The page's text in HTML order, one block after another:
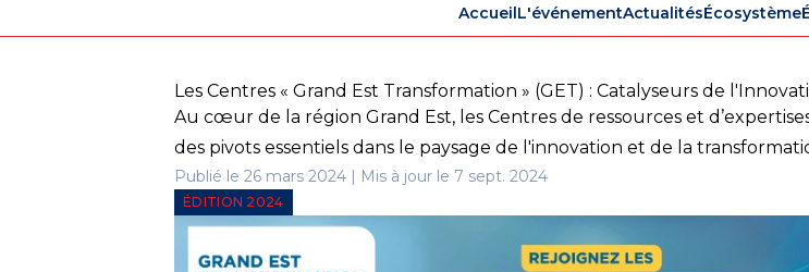
AccueilL'événementActualitésÉcosystème
Les Centres « Grand Est Transformation » (GET) : Catalyseurs de
Au cœur de la région Grand Est, les Centres de ressources et
des pivots essentiels dans le paysage de l'innovation et de la
Publié le 26 mars 2024 | Mis à jour le 7 sept. 2024
ÉDITION 2024